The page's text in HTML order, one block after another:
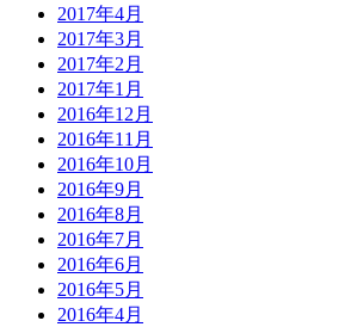
2017年4月
2017年3月
2017年2月
2017年1月
2016年12月
2016年11月
2016年10月
2016年9月
2016年8月
2016年7月
2016年6月
2016年5月
2016年4月